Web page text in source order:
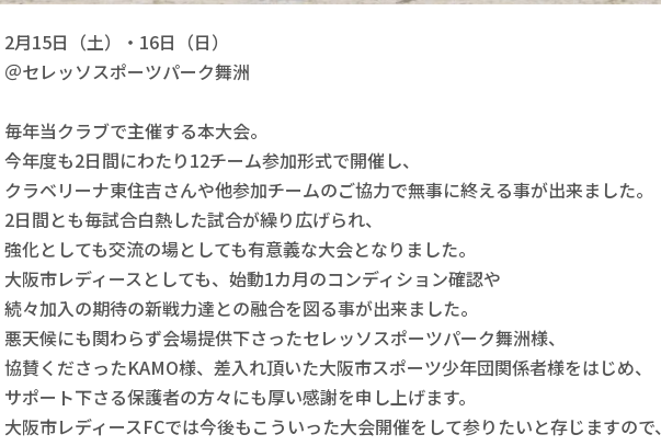
2月15日（土）・16日（日）
＠セレッソスポーツパーク舞洲
毎年当クラブで主催する本大会。
今年度も2日間にわたり12チーム参加形式で開催し、
クラベリーナ東住吉さんや他参加チームのご協力で無事に終える事が出来ました。
2日間とも毎試合白熱した試合が繰り広げられ、
強化としても交流の場としても有意義な大会となりました。
大阪市レディースとしても、始動1カ月のコンディション確認や
続々加入の期待の新戦力達との融合を図る事が出来ました。
悪天候にも関わらず会場提供下さったセレッソスポーツパーク舞洲様、
協賛くださったKAMO様、差入れ頂いた大阪市スポーツ少年団関係者様をはじめ、
サポート下さる保護者の方々にも厚い感謝を申し上げます。
大阪市レディースFCでは今後もこういった大会開催をして参りたいと存じますので、